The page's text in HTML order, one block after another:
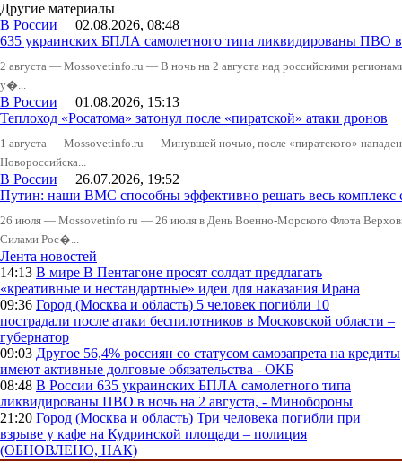
Другие материалы
В России 02.08.2026, 08:48
635 украинских БПЛА самолетного типа ликвидированы ПВО
2 августа — Mossovetinfo.ru — В ночь на 2 августа над российскими
у�...
В России 01.08.2026, 15:13
Теплоход «Росатома» затонул после «пиратской» атаки дронов
1 августа — Mossovetinfo.ru — Минувшей ночью, после «пиратского»
Новороссийска...
В России 26.07.2026, 19:52
Путин: наши ВМС способны эффективно решать весь комплекс
26 июля — Mossovetinfo.ru — 26 июля в День Военно-Морского Флота
Силами Рос�...
Лента новостей
14:13 В мире В Пентагоне просят солдат предлагать
«креативные и нестандартные» идеи для наказания Ирана
09:36 Город (Москва и область) 5 человек погибли 10
пострадали после атаки беспилотников в Московской области –
губернатор
09:03 Другое 56,4% россиян со статусом самозапрета на кредиты
имеют активные долговые обязательства - ОКБ
08:48 В России 635 украинских БПЛА самолетного типа
ликвидированы ПВО в ночь на 2 августа, - Минобороны
21:20 Город (Москва и область) Три человека погибли при
взрыве у кафе на Кудринской площади – полиция
(ОБНОВЛЕНО, НАК)